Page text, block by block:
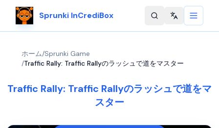
Sprunki InCrediBox Change
ホーム/Sprunki Game
/Traffic Rally: Traffic Rallyのラッシュで道をマスター
Traffic Rally: Traffic Rallyのラッシュで道をマ
スター